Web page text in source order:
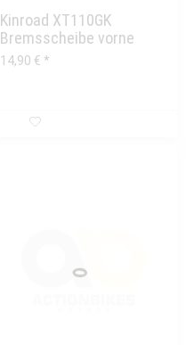
Kinroad XT110GK
Bremsscheibe vorne
14,90 € *